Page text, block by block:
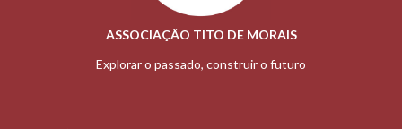
ASSOCIAÇÃO TITO DE MORAIS
Explorar o passado, construir o futuro